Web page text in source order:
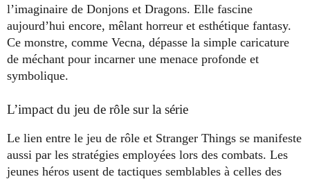
l’imaginaire de Donjons et Dragons. Elle fascine
aujourd’hui encore, mêlant horreur et esthétique fantasy.
Ce monstre, comme Vecna, dépasse la simple caricature
de méchant pour incarner une menace profonde et
symbolique.
L’impact du jeu de rôle sur la série
Le lien entre le jeu de rôle et Stranger Things se manifeste
aussi par les stratégies employées lors des combats. Les
jeunes héros usent de tactiques semblables à celles des